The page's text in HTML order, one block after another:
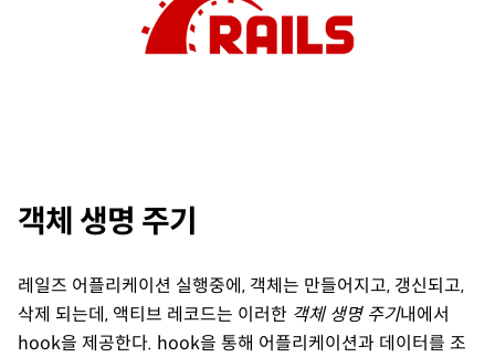
객체 생명 주기
레일즈 어플리케이션 실행중에, 객체는 만들어지고, 갱신되고,
삭제 되는데, 액티브 레코드는 이러한 객체 생명 주기내에서
hook을 제공한다. hook을 통해 어플리케이션과 데이터를 조